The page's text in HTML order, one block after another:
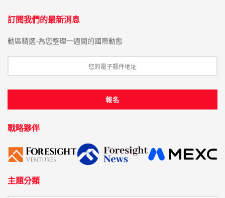
訂閱我們的最新消息
動區精選-為您整理一週間的國際動態
戰略夥伴
主題分類